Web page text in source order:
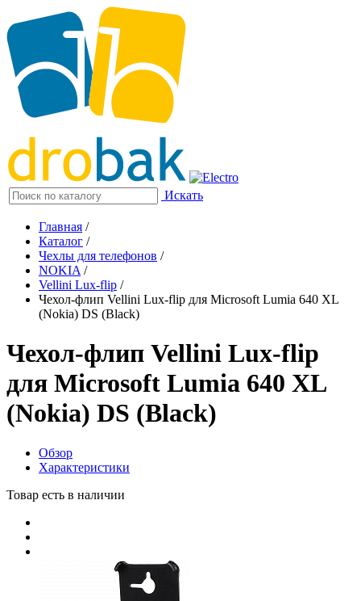
Искать
Главная /
Каталог /
Чехлы для телефонов /
NOKIA /
Vellini Lux-flip /
Чехол-флип Vellini Lux-flip для Microsoft Lumia 640 XL
(Nokia) DS (Black)
Чехол-флип Vellini Lux-flip
для Microsoft Lumia 640 XL
(Nokia) DS (Black)
Обзор
Характеристики
Товар есть в наличии